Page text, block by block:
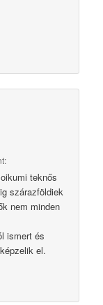
teknős
szárazföldiek
nem minden
ismert és
el.